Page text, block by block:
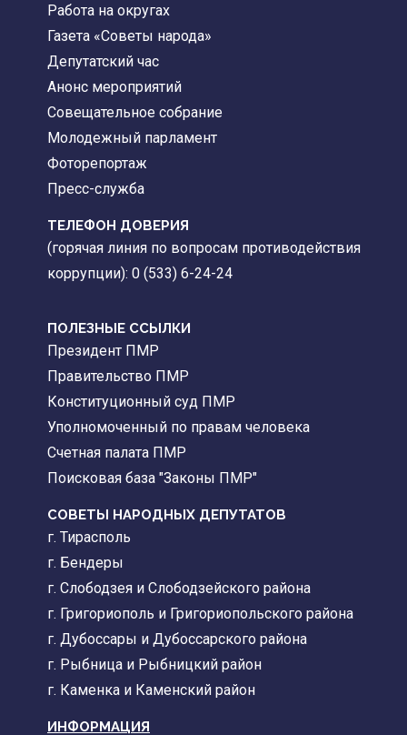
Работа на округах
Газета «Советы народа»
Депутатский час
Анонс мероприятий
Совещательное собрание
Молодежный парламент
Фоторепортаж
Пресс-служба
ТЕЛЕФОН ДОВЕРИЯ
(горячая линия по вопросам противодействия
коррупции): 0 (533) 6-24-24
ПОЛЕЗНЫЕ ССЫЛКИ
Президент ПМР
Правительство ПМР
Конституционный суд ПМР
Уполномоченный по правам человека
Счетная палата ПМР
Поисковая база "Законы ПМР"
СОВЕТЫ НАРОДНЫХ ДЕПУТАТОВ
г. Тирасполь
г. Бендеры
г. Слободзея и Слободзейского района
г. Григориополь и Григориопольского района
г. Дубоссары и Дубоссарского района
г. Рыбница и Рыбницкий район
г. Каменка и Каменский район
ИНФОРМАЦИЯ